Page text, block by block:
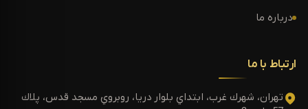
درباره ما
ارتباط با ما
تهران، شهرك غرب، ابتداي بلوار دريا، روبروي مسجد قدس، پلاك